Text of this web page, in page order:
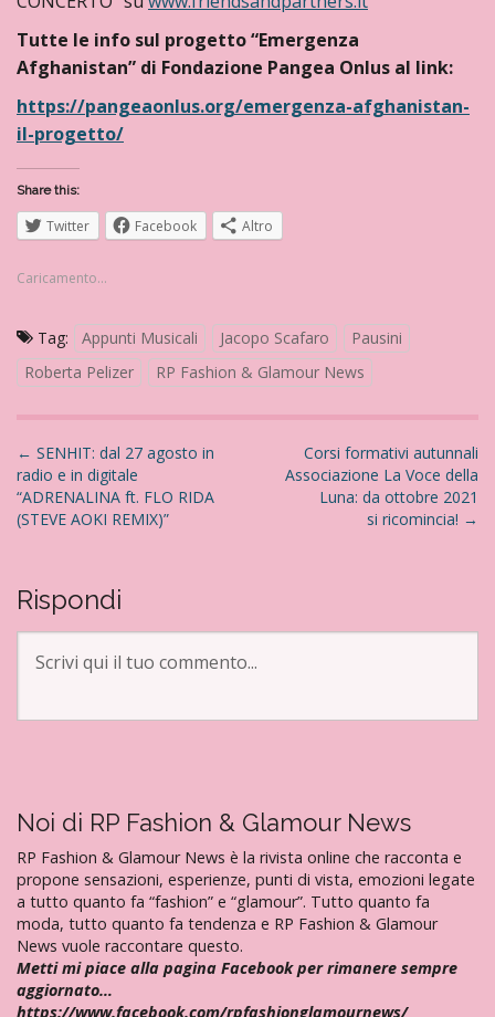
Tutte le info sul progetto “Emergenza
Afghanistan” di Fondazione Pangea Onlus al link:
https://pangeaonlus.org/emergenza-afghanistan-
il-progetto/
Share this:
Twitter Facebook Altro
Caricamento...
Tag: Appunti Musicali Jacopo Scafaro
Pausini
Roberta Pelizer
RP Fashion & Glamour News
N
a
v
a
z
n
t
i
c
o
l
i
← SENHIT: dal 27 agosto in
radio e in digitale
“ADRENALINA ft. FLO RIDA
(STEVE AOKI REMIX)”
Corsi formativi autunnali
Associazione La Voce della
Luna: da ottobre 2021
si ricomincia! →
Rispondi
Noi di RP Fashion & Glamour News
RP Fashion & Glamour News è la rivista online che racconta e
propone sensazioni, esperienze, punti di vista, emozioni legate
a tutto quanto fa “fashion” e “glamour”. Tutto quanto fa
moda, tutto quanto fa tendenza e RP Fashion & Glamour
News vuole raccontare questo.
Metti mi piace alla pagina Facebook per rimanere sempre
aggiornato…
https://www.facebook.com/rpfashionglamournews/